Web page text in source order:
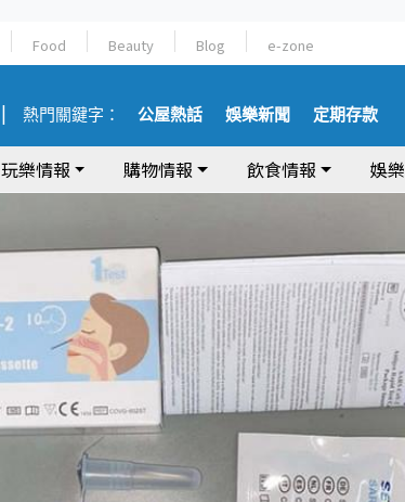
Food Beauty Blog e-zone
熱門關鍵字： 公屋熱話 娛樂新聞 定期存款
玩樂情報 購物情報 飲食情報 娛樂